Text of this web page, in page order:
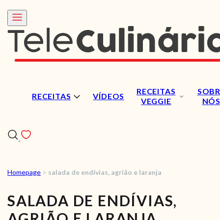
RECEITAS VÍDEOS
RECEITAS
VEGGIE
NÓS
RECEITAS
VÍDEOS
Homepage > salada de endívias, agrião e laranja
SALADA DE ENDÍVIAS,